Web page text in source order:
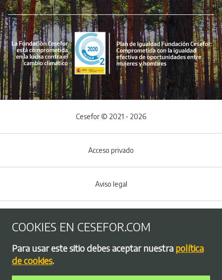
Menú del pie
Cesefor © 2021 - 2026
Acceso privado
Aviso legal
Política de privacidad
COOKIES EN CESEFOR.COM
Para usar este sitio debes aceptar nuestra política
de cookies.